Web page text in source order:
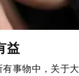
益
事物中，关于大